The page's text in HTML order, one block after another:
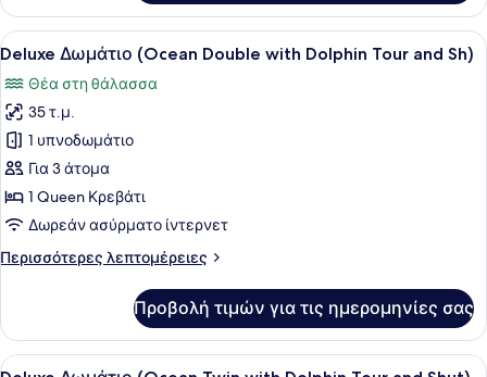
Tour
and
Δωμάτιο
(Premier
Twin
Dolphin
Tour
and
Sh)
Προβολή
όλων
των
φωτογραφιών
για
Deluxe
Δωμάτιο
(Ocean
Double
with
and
Sh)
Ένα δωμάτιο ξενοδοχείου με ένα
5
Deluxe Δωμάτιο (Ocean Double with Dolphin Tour and Sh)
Θέα στη θάλασσα
35 τ.μ.
1 υπνοδωμάτιο
Για 3 άτομα
1 Queen Κρεβάτι
Δωρεάν ασύρματο ίντερνετ
Περισσότερες λεπτομέρειες
Περισσότερες
Δωμάτιο
(Ocean
Προβολή τιμών για τις ημερομηνίες σας
Προβολή
Ένα δωμάτιο ξενοδοχείου με δύο